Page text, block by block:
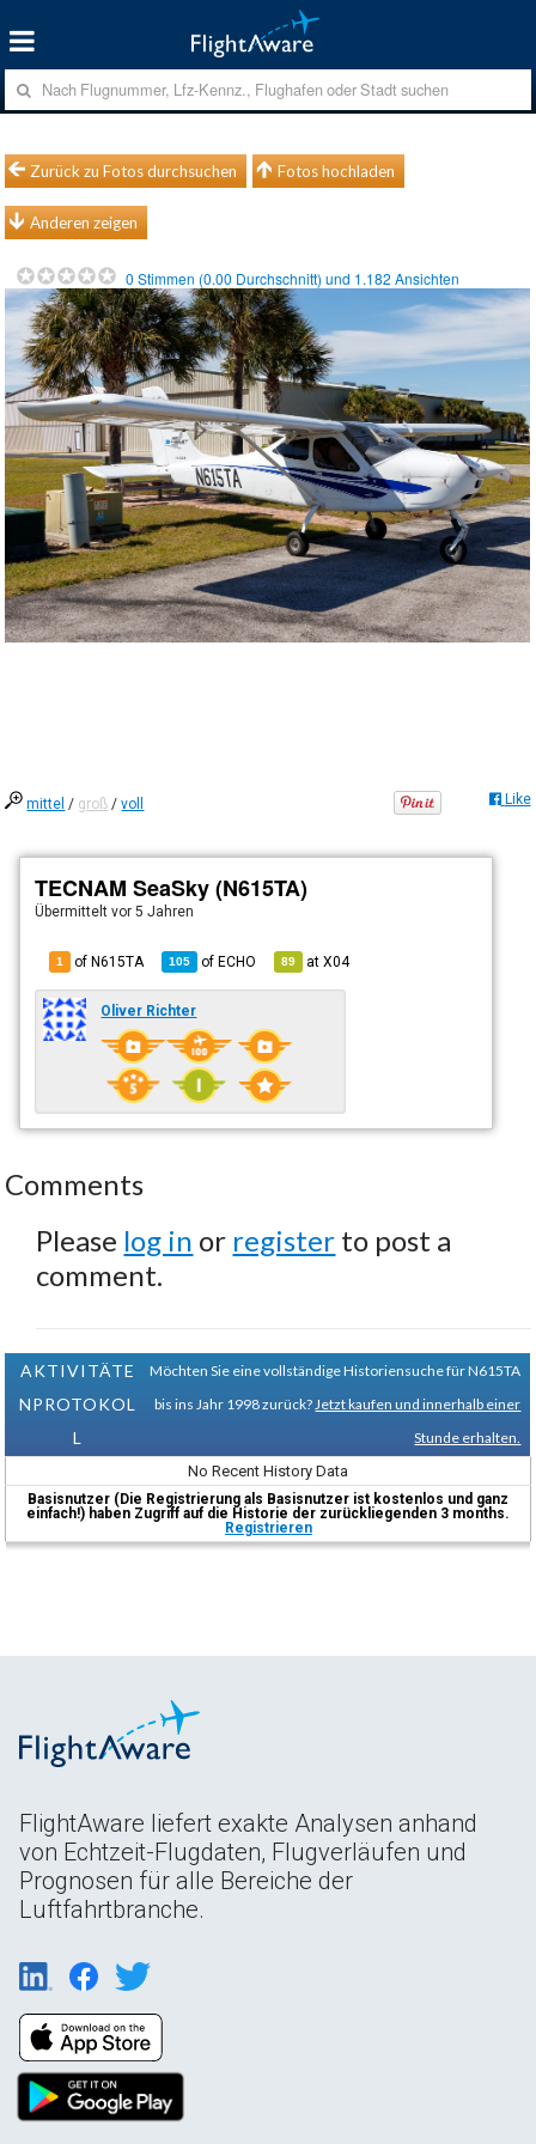
Zurück zu Fotos durchsuchen Fotos hochladen
Anderen zeigen
0 Stimmen (0.00 Durchschnitt) und 1.182 Ansichten
mittel / groß /voll Like
TECNAM SeaSky (N615TA)
Übermitteltvor 5 Jahren
1 of N615TA 105 ofECHO 89 atX04
Oliver Richter
Comments
Please log in or register to post a
comment.
AKTIVITÄTE
NPROTOKOL
L
Möchten Sie eine vollständige Historiensuche für N615TA
bis ins Jahr 1998 zurück? Jetzt kaufen und innerhalb einer
Stunde erhalten.
No Recent History Data
Basisnutzer (Die Registrierung als Basisnutzer ist kostenlos und ganz
einfach!) haben Zugriff auf die Historie der zurückliegenden 3 months.
Registrieren
FlightAware liefert exakte Analysen anhand
von Echtzeit-Flugdaten, Flugverläufen und
Prognosen für alle Bereiche der
Luftfahrtbranche.